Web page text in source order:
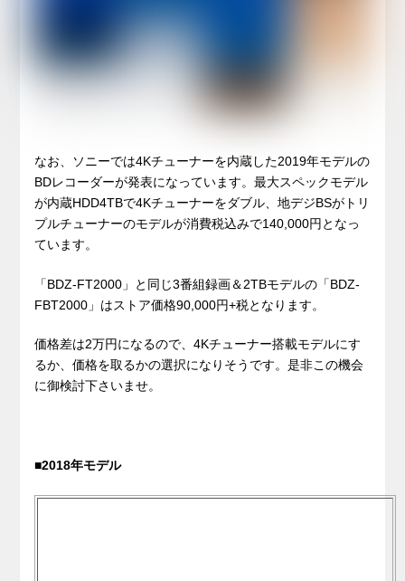
なお、ソニーでは4Kチューナーを内蔵した2019年モデルの
BDレコーダーが発表になっています。最大スペックモデル
が内蔵HDD4TBで4Kチューナーをダブル、地デジBSがトリ
プルチューナーのモデルが消費税込みで140,000円となっ
ています。
「BDZ-FT2000」と同じ3番組録画＆2TBモデルの「BDZ-
FBT2000」はストア価格90,000円+税となります。
価格差は2万円になるので、4Kチューナー搭載モデルにす
るか、価格を取るかの選択になりそうです。是非この機会
に御検討下さいませ。
■2018年モデル